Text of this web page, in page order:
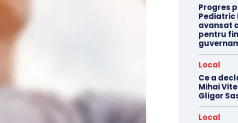
Progres
Pediatric
avansat
pentru
Local
Ce a
Mihai
Gligor
Local